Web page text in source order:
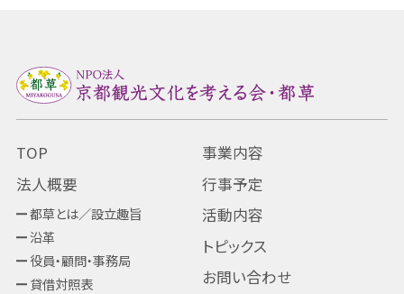
TOP
法人概要
都草とは／設立趣旨
沿革
役員・顧問・事務局
貸借対照表
事業内容
行事予定
活動内容
トピックス
お問い合わせ